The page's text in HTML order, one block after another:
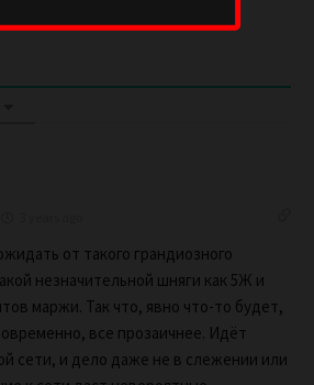
от такого грандиозного
незначительной шняги как 5Ж и
маржи. Так что, явно что-то будет,
все прозаичнее. Идёт
сети, и дело даже не в слежении или